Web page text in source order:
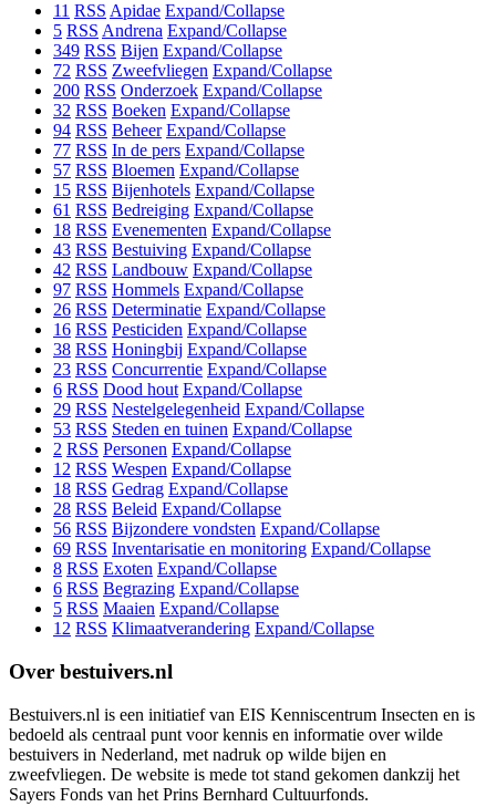
11 RSS Apidae Expand/Collapse
5 RSS Andrena Expand/Collapse
349 RSS Bijen Expand/Collapse
72 RSS Zweefvliegen Expand/Collapse
200 RSS Onderzoek Expand/Collapse
32 RSS Boeken Expand/Collapse
94 RSS Beheer Expand/Collapse
77 RSS In de pers Expand/Collapse
57 RSS Bloemen Expand/Collapse
15 RSS Bijenhotels Expand/Collapse
61 RSS Bedreiging Expand/Collapse
18 RSS Evenementen Expand/Collapse
43 RSS Bestuiving Expand/Collapse
42 RSS Landbouw Expand/Collapse
97 RSS Hommels Expand/Collapse
26 RSS Determinatie Expand/Collapse
16 RSS Pesticiden Expand/Collapse
38 RSS Honingbij Expand/Collapse
23 RSS Concurrentie Expand/Collapse
6 RSS Dood hout Expand/Collapse
29 RSS Nestelgelegenheid Expand/Collapse
53 RSS Steden en tuinen Expand/Collapse
2 RSS Personen Expand/Collapse
12 RSS Wespen Expand/Collapse
18 RSS Gedrag Expand/Collapse
28 RSS Beleid Expand/Collapse
56 RSS Bijzondere vondsten Expand/Collapse
69 RSS Inventarisatie en monitoring Expand/Collapse
8 RSS Exoten Expand/Collapse
6 RSS Begrazing Expand/Collapse
5 RSS Maaien Expand/Collapse
12 RSS Klimaatverandering Expand/Collapse
Over bestuivers.nl
Bestuivers.nl is een initiatief van EIS Kenniscentrum Insecten en is
bedoeld als centraal punt voor kennis en informatie over wilde
bestuivers in Nederland, met nadruk op wilde bijen en
zweefvliegen. De website is mede tot stand gekomen dankzij het
Sayers Fonds van het Prins Bernhard Cultuurfonds.